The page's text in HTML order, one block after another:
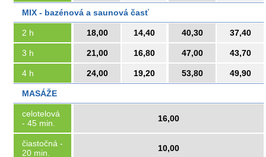
MIX - bazénová a saunová časť
2 h 18,00 14,40 40,30 37,40
3 h 21,00 16,80 47,00 43,70
4 h 24,00 19,20 53,80 49,90
MASÁŽE
celotelová
- 45 min.
16,00
čiastočná -
20 min.
10,00